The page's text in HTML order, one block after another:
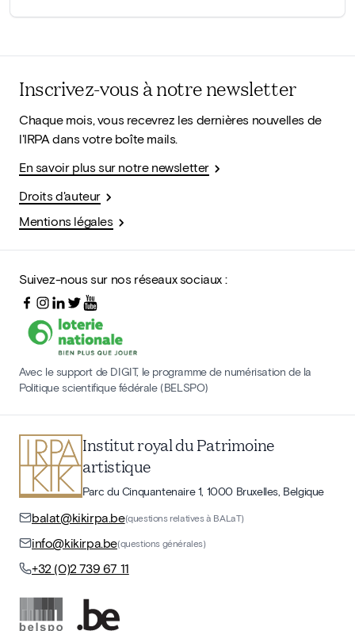
Inscrivez-vous à notre newsletter
Chaque mois, vous recevrez les dernières nouvelles de
l'IRPA dans votre boîte mails.
En savoir plus sur notre newsletter
Droits d'auteur
Mentions légales
Suivez-nous sur nos réseaux sociaux :
Avec le support de DIGIT, le programme de numérisation de la
Politique scientifique fédérale (BELSPO)
Institut royal du Patrimoine
artistique
Parc du Cinquantenaire 1, 1000 Bruxelles, Belgique
balat@kikirpa.be(questions relatives à BALaT)
info@kikirpa.be(questions générales)
+32 (0)2 739 67 11